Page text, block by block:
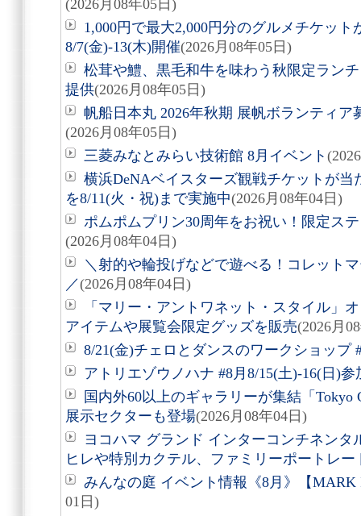
(2026月08年05日)
1,000円で最大2,000円分のグルメチケッ
8/7(金)-13(木)開催(2026月08年05日)
松茸や鱧、黒毛和牛を味わう秋限定ラン
提供(2026月08年05日)
帆船日本丸 2026年秋期 展帆ボランティア
(2026月08年05日)
三菱みなとみらい技術館 8月イベント
横浜DeNAベイスターズ観戦チケットが
を8/11(火・祝)まで実施中(2026月08年04日)
ポムポムプリン30周年をお祝い！限定ス
(2026月08年04日)
＼射的や輪投げなどで遊べる！コレット
／(2026月08年04日)
「マリー・アントワネット・スタイル」
アイテムや展覧会限定グッズを販売(2026月
8/21(金)チェロとダンスのワークショップ
アトリエゾウノハナ #8月8/15(土)-16(日)参
国内外60以上のギャラリーが集結「Tokyo
展示セクターも登場(2026月08年04日)
ヨコハマ グランド インターコンチネンタ
ヒレや特別カクテル、ファミリーポートレー
みんなの庭 イベント情報《8月》【MARK
01日)